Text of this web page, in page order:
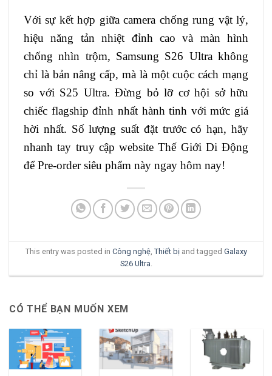
Với sự kết hợp giữa camera chống rung vật lý,
hiệu năng tản nhiệt đỉnh cao và màn hình
chống nhìn trộm, Samsung S26 Ultra không
chỉ là bản nâng cấp, mà là một cuộc cách mạng
so với S25 Ultra. Đừng bỏ lỡ cơ hội sở hữu
chiếc flagship đỉnh nhất hành tinh với mức giá
hời nhất. Số lượng suất đặt trước có hạn, hãy
nhanh tay truy cập website Thế Giới Di Động
để Pre-order siêu phẩm này ngay hôm nay!
This entry was posted in Công nghệ, Thiết bịand tagged Galaxy
S26 Ultra.
CÓ THỂ BẠN MUỐN XEM